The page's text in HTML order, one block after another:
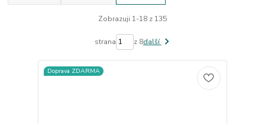
Zobrazuji 1-18 z 135
strana z 8další
Doprava ZDARMA